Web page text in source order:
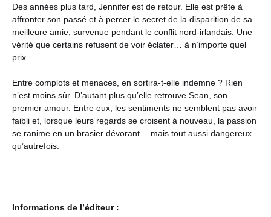
Des années plus tard, Jennifer est de retour. Elle est prête à
affronter son passé et à percer le secret de la disparition de sa
meilleure amie, survenue pendant le conflit nord-irlandais. Une
vérité que certains refusent de voir éclater… à n’importe quel
prix.
Entre complots et menaces, en sortira-t-elle indemne ? Rien
n’est moins sûr. D’autant plus qu’elle retrouve Sean, son
premier amour. Entre eux, les sentiments ne semblent pas avoir
faibli et, lorsque leurs regards se croisent à nouveau, la passion
se ranime en un brasier dévorant… mais tout aussi dangereux
qu’autrefois.
Informations de l’éditeur :